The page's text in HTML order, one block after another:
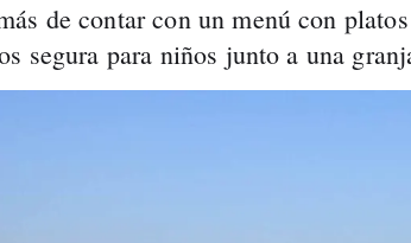
de contar con un menú con
segura para niños junto a una